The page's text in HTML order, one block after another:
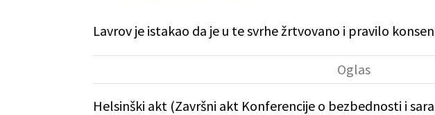
Lavrov je istakao da je u te svrhe žrtvovano i pravilo
Helsinški akt (Završni akt Konferencije o bezbednosti i